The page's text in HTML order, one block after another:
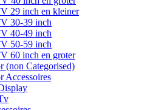
29 inch en kleiner
30-39 inch
40-49 inch
50-59 inch
60 inch en groter
(non Categorised)
Accessoires